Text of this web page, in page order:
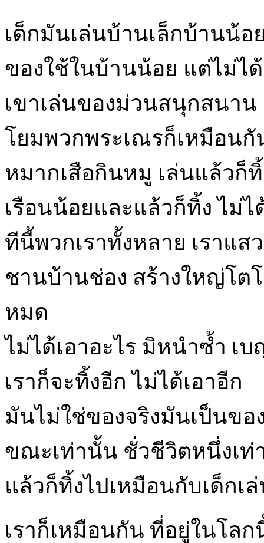
เด็กมันเล่นบ้านเล็กบ้านน้อ
ของใช้ในบ้านน้อย แต่ไม่ไ
เขาเล่นของม่วนสนุกสนา
โยมพวกพระเณรก็เหมือนกั
หมากเสือกินหมู เล่นแล้วก็
เรือนน้อยและแล้วก็ทิ้ง ไม่ไ
ทีนี้พวกเราทั้งหลาย เราแส
ชานบ้านช่อง สร้างใหญ่โต
หมด
ไม่ได้เอาอะไร มิหนำซ้ำ เ
เราก็จะทิ้งอีก ไม่ได้เอาอีก
มันไม่ใช่ของจริงมันเป็นขอ
ขณะเท่านั้น ชั่วชีวิตหนึ่งเท่
แล้วก็ทิ้งไปเหมือนกับเด็กเ
เราก็เหมือนกัน ที่อยู่ในโล